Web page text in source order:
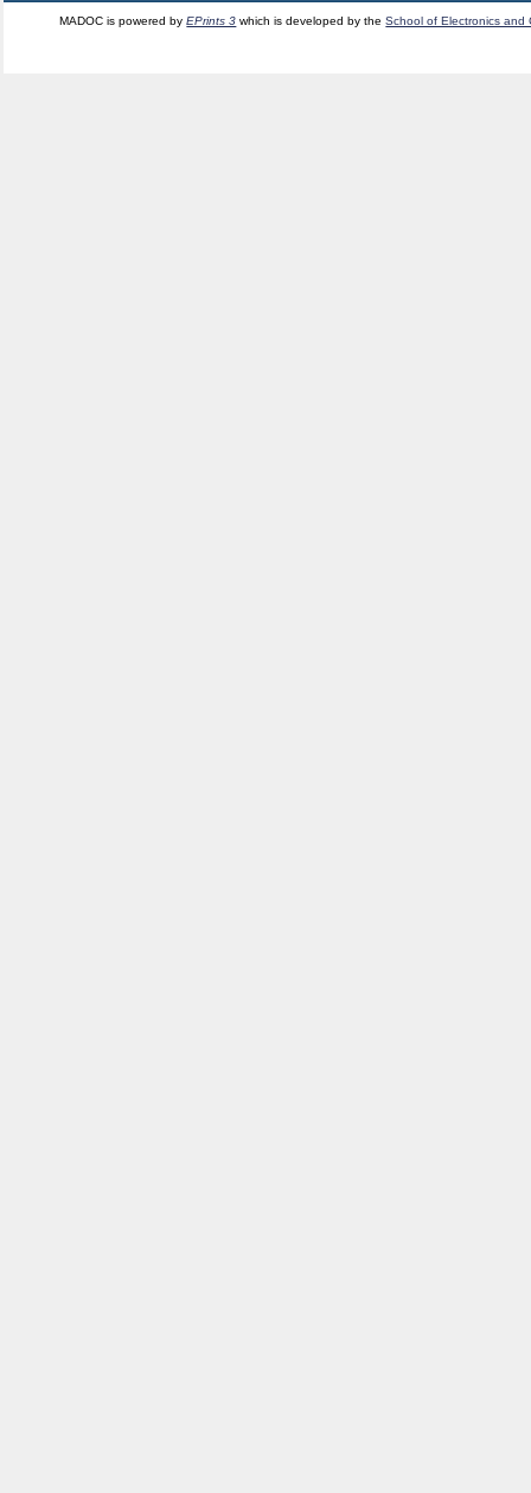
MADOC is powered byEPrints 3 which is developed by theSchool of Electronics and